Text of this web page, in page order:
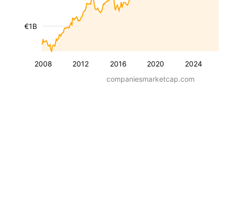
2008 2012 2016 2020 2024
€1B
companiesmarketcap.com